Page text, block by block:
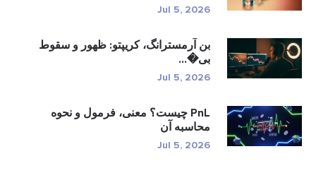
Jul 5, 2026
بن آرمسترانگ، کریپتو: ظهور و سقوط
بی�...
Jul 5, 2026
PnL چیست؟ معنی، فرمول و نحوه
محاسبه آن
Jul 5, 2026